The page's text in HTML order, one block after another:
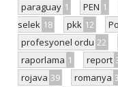
paraguay 1 PEN 1
selek 18 pkk 12
profesyonel ordu 22
raporlama 1 report
rojava 39 romanya 3